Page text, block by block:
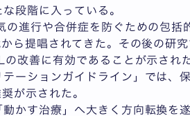
段階に入っている。
進行や合併症を防ぐための包括
ら提唱されてきた。その後の研
の改善に有効であることが示さ
ーションガイドライン」では、
が示された。
かす治療」へ大きく方向転換を遂